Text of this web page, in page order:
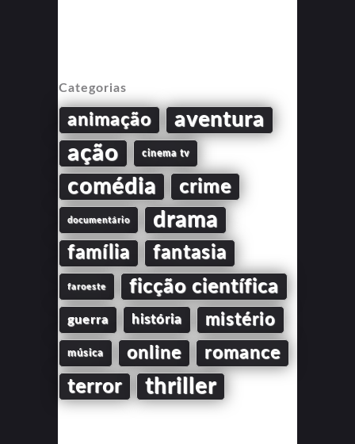
Categorias
animação aventura
ação cinema tv
comédia crime
documentário drama
família fantasia
faroeste ficção científica
guerra história mistério
música online romance
terror thriller